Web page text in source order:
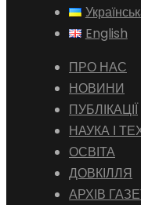
English
ПРО НАС
НОВИНИ
ПУБЛІКАЦІЇ
НАУКА І
ОСВІТА
ДОВКІЛЛЯ
АРХІВ